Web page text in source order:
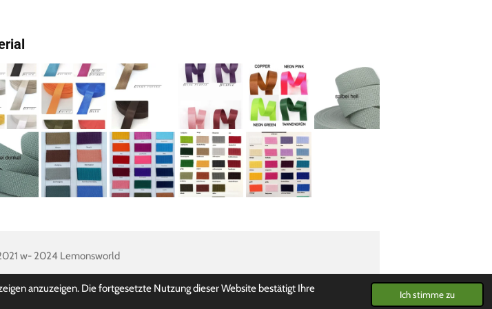
anzuzeigen. Die fortgesetzte Nutzung dieser Website bestätigt Ihre
Ich stimme zu
w- 2024 Lemonsworld